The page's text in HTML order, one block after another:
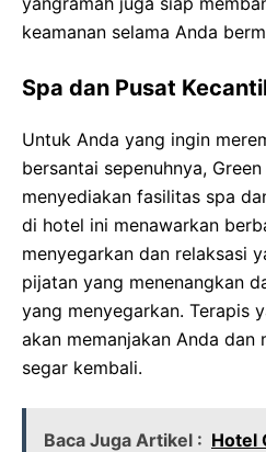
keamanan selama Anda
Spa dan Pusat
Untuk Anda yang ingin
bersantai sepenuhnya,
menyediakan fasilitas spa
di hotel ini menawarkan
menyegarkan dan relaksasi
pijatan yang menenangkan
yang menyegarkan. Terapis
akan memanjakan Anda dan
segar kembali.
Baca Juga Artikel : Hotel